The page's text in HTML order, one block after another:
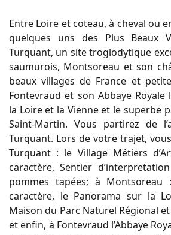
Entre Loire et coteau, à cheval ou
quelques uns des Plus Beaux
Turquant, un site troglodytique
saumurois, Montsoreau et son
beaux villages de France et
Fontevraud et son Abbaye
la Loire et la Vienne et le superbe
Saint-Martin. Vous partirez de
Turquant. Lors de votre trajet,
Turquant : le Village Métiers
caractère, Sentier
pommes tapées; à Montsoreau
caractère, le Panorama sur la
Maison du Parc Naturel Régional
et enfin, à Fontevraud l’Abbaye